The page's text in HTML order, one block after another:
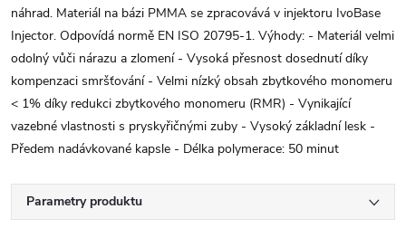
náhrad. Materiál na bázi PMMA se zpracovává v injektoru IvoBase
Injector. Odpovídá normě EN ISO 20795-1. Výhody: - Materiál velmi
odolný vůči nárazu a zlomení - Vysoká přesnost dosednutí díky
kompenzaci smršťování - Velmi nízký obsah zbytkového monomeru
< 1% díky redukci zbytkového monomeru (RMR) - Vynikající
vazebné vlastnosti s pryskyřičnými zuby - Vysoký základní lesk -
Předem nadávkované kapsle - Délka polymerace: 50 minut
Parametry produktu